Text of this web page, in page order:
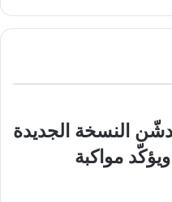
النسخة الجديدة
مواكبة